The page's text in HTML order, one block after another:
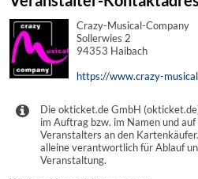
Crazy-Musical-Company
Sollerwies 2
94353 Haibach
https://www.crazy-
Die okticket.de GmbH
im Auftrag bzw. im Namen und
Veranstalters an den
alleine verantwortlich für Ablauf
Veranstaltung.